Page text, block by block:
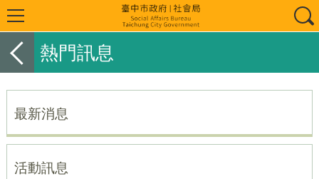
熱門訊息
最新消息
活動訊息